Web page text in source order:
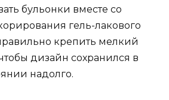
бульонки вместе со
гель-лакового
крепить мелкий
дизайн сохранился в
надолго.